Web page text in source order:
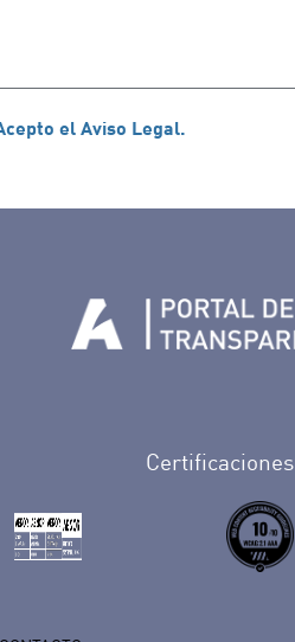
el Aviso Legal.
en Twitter
Tenerife en Instagram
de Auditorio de Tenerife
Auditorio de Tenerife en Youtube
Certificaciones